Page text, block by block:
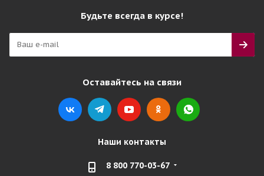
Будьте всегда в курсе!
Оставайтесь на связи
Наши контакты
8 800 770-03-67